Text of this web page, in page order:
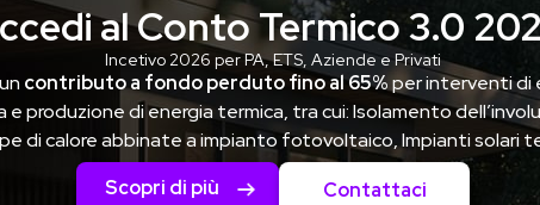
al Conto Termico 3.0
Incetivo 2026 per PA, ETS, Aziende e Privati
contributo a fondo perduto fino al 65%per interventi di
e produzione di energia termica, tra cui: Isolamento
di calore abbinate a impianto fotovoltaico, Impianti solari
Scopri di più
Contattaci